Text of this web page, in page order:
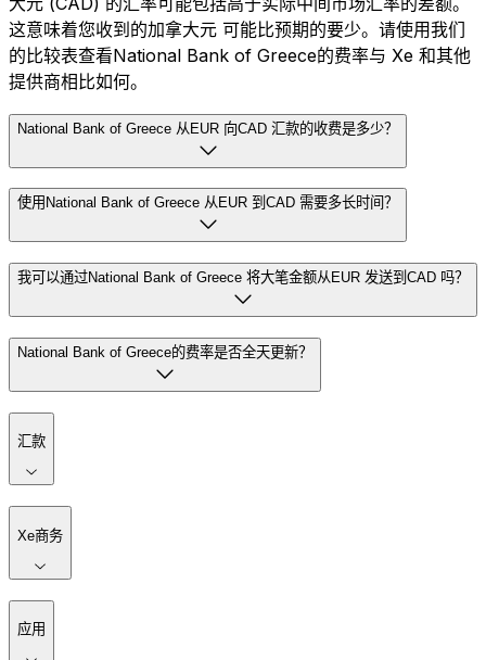
这意味着您收到的加拿大元 可能比预期的要少。请使用我们
的比较表查看National Bank of Greece的费率与 Xe 和其他
提供商相比如何。
National Bank of Greece 从EUR 向CAD 汇款的收费是多少？
使用National Bank of Greece 从EUR 到CAD 需要多长时间？
我可以通过National Bank of Greece 将大笔金额从EUR 发送到CAD 吗？
National Bank of Greece的费率是否全天更新？
汇款
Xe商务
应用